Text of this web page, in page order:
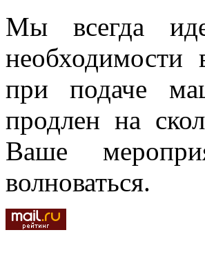
Мы всегда
при подаче
продлен на
Ваше
волноваться.